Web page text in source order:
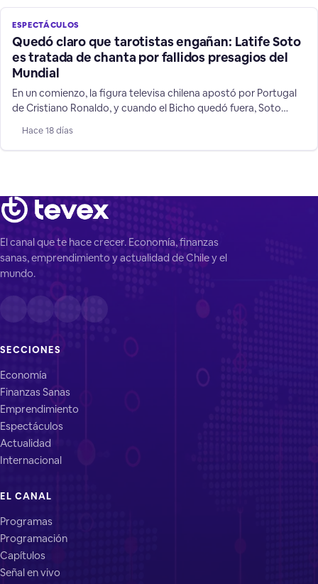
ESPECTÁCULOS
Quedó claro que tarotistas engañan: Latife Soto
es tratada de chanta por fallidos presagios del
Mundial
En un comienzo, la figura televisa chilena apostó por Portugal
de Cristiano Ronaldo, y cuando el Bicho quedó fuera, Soto
rubro de supuestos "videntes".
Hace 18 días
El canal que te hace crecer. Economía, finanzas
sanas, emprendimiento y actualidad de Chile y el
mundo.
SECCIONES
Economía
Finanzas Sanas
Emprendimiento
Espectáculos
Actualidad
Internacional
EL CANAL
Programas
Programación
Capítulos
Señal en vivo